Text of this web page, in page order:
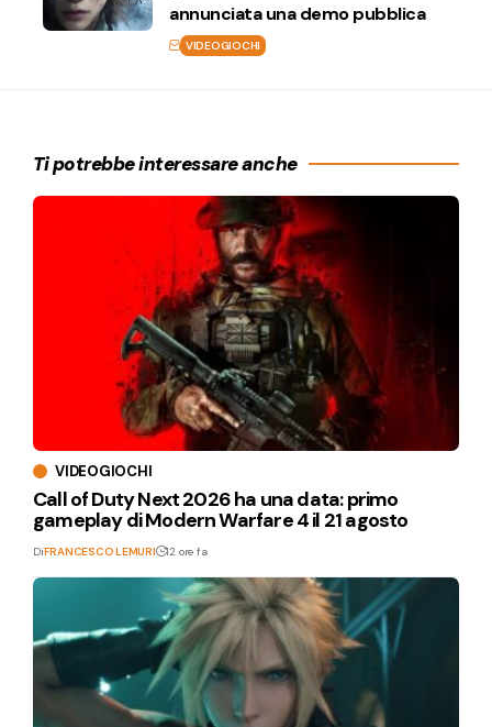
annunciata una demo pubblica
VIDEOGIOCHI
Ti potrebbe interessare anche
VIDEOGIOCHI
Call of Duty Next 2026 ha una data: primo
gameplay di Modern Warfare 4 il 21 agosto
DiFRANCESCO LEMURI 12 ore fa